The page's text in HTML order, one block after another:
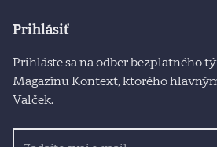
Prihlásiť
Prihláste sa na odber bezplatného
Magazínu Kontext, ktorého
Valček.